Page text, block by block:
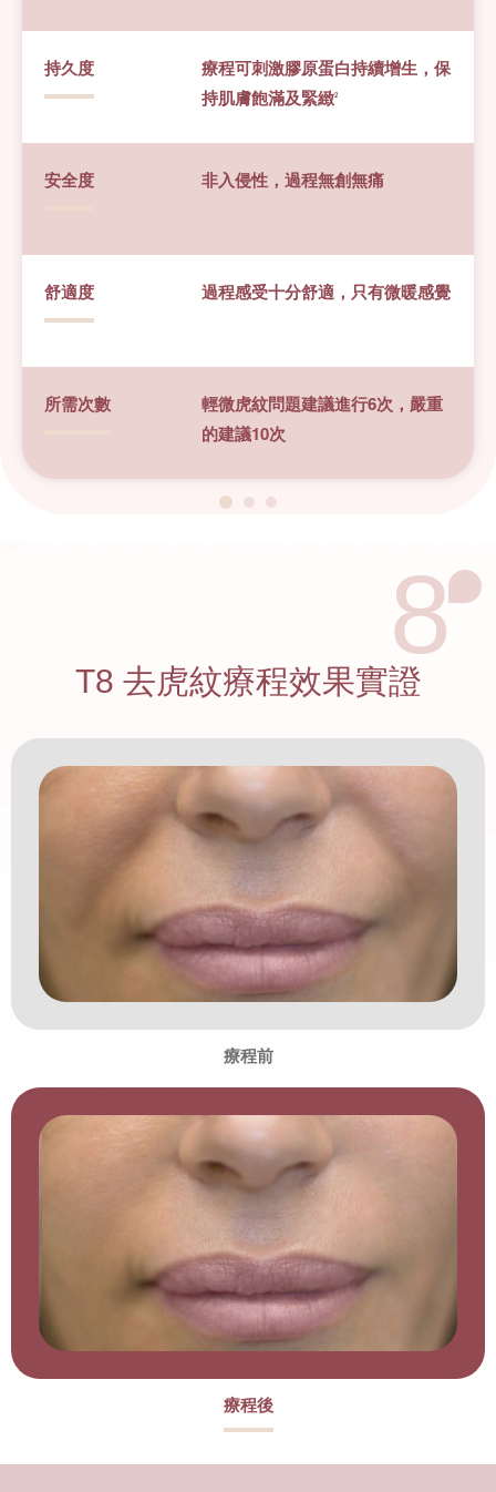
持久度
療程可刺激膠原蛋白持續增生，保
持肌膚飽滿及緊緻2
安全度 非入侵性，過程無創無痛
舒適度 過程感受十分舒適，只有微暖感覺
所需次數
輕微虎紋問題建議進行6次，嚴重
的建議10次
T8 去虎紋療程效果實證
8
療程前
療程後